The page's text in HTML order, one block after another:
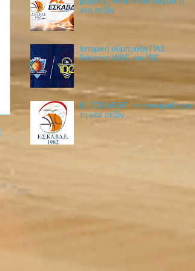
νέα σεζόν
Ιστορική σύμπραξη ΠΑΣ
Γιάννινα WBC και IBC
Β΄ ΕΣΚΑΒΔΕ: Η προκήρυξη για
τη νέα σεζόν